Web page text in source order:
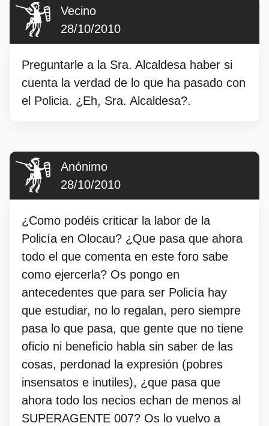
Vecino
28/10/2010
Preguntarle a la Sra. Alcaldesa haber si
cuenta la verdad de lo que ha pasado con
el Policia. ¿Eh, Sra. Alcaldesa?.
Anónimo
28/10/2010
¿Como podéis criticar la labor de la
Policía en Olocau? ¿Que pasa que ahora
todo el que comenta en este foro sabe
como ejercerla? Os pongo en
antecedentes que para ser Policía hay
que estudiar, no lo regalan, pero siempre
pasa lo que pasa, que gente que no tiene
oficio ni beneficio habla sin saber de las
cosas, perdonad la expresión (pobres
insensatos e inutiles), ¿que pasa que
ahora todo los necios echan de menos al
SUPERAGENTE 007? Os lo vuelvo a